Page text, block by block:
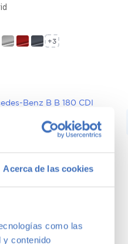
Acerca de las cookies
como las
y contenido
+3
+2